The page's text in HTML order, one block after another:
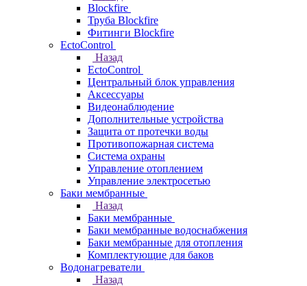
Blockfire
Труба Blockfire
Фитинги Blockfire
EctoControl
Назад
EctoControl
Центральный блок управления
Аксессуары
Видеонаблюдение
Дополнительные устройства
Защита от протечки воды
Противопожарная система
Система охраны
Управление отоплением
Управление электросетью
Баки мембранные
Назад
Баки мембранные
Баки мембранные водоснабжения
Баки мембранные для отопления
Комплектующие для баков
Водонагреватели
Назад